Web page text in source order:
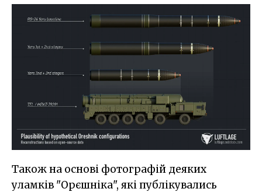
Також на основі фотографій деяких
уламків "Орєшніка", які публікувались